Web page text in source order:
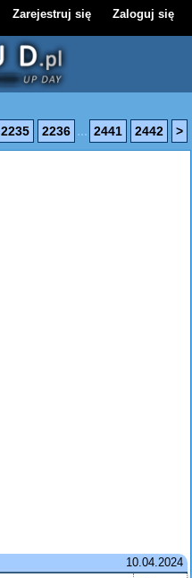
Zarejestruj się Zaloguj się
2235 2236 ... 2441 2442 >
10.04.2024